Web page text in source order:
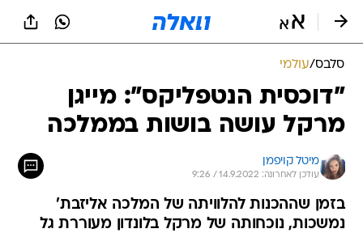
סלבס/עולמי
"דוכסית הנטפליקס": מייגן
מרקל עושה בושות בממלכה
מיטל קויפמן
עודכן לאחרונה: 14.9.2022 / 9:26
בזמן שההכנות להלוויתה של המלכה אליזבת'
נמשכות, נוכחותה של מרקל בלונדון מעוררת גל